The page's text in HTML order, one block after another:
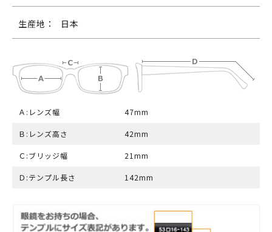
生産地： 日本
Ａ:レンズ幅 47mm
Ｂ:レンズ高さ 42mm
Ｃ:ブリッジ幅 21mm
Ｄ:テンプル長さ 142mm